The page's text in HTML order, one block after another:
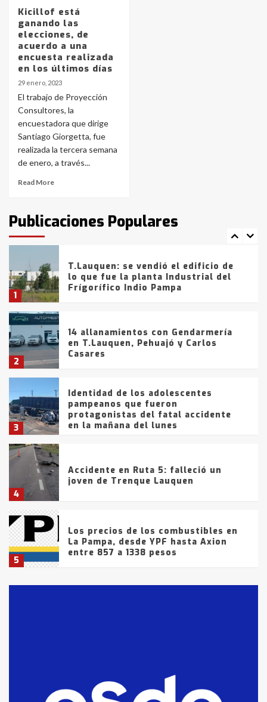
Kicillof está
ganando las
elecciones, de
acuerdo a una
encuesta realizada
en los últimos días
29 enero, 2023
El trabajo de Proyección
Consultores, la
encuestadora que dirige
Santiago Giorgetta, fue
realizada la tercera semana
de enero, a través...
Read More
Publicaciones Populares
4
Accidente en Ruta 5: falleció un
joven de Trenque Lauquen
5
Los precios de los combustibles en
6
La Bolsa de Cereales de Bahía
Blanca anticipa que Agosto vendrá
con lluvias y heladas, en gran parte
de la provincia
fueron detenidos por
comercialización de drogas en la
tarde del sábado
1
T.Lauquen: se vendió el edificio de
lo que fue la planta Industrial del
Frígorífico Indio Pampa
2
14 allanamientos con Gendarmería
en T.Lauquen, Pehuajó y Carlos
Casares
3
Identidad de los adolescentes
pampeanos que fueron
protagonistas del fatal accidente
en la mañana del lunes
4
Accidente en Ruta 5: falleció un
joven de Trenque Lauquen
5
Los precios de los combustibles en
La Pampa, desde YPF hasta Axion
entre 857 a 1338 pesos
fueron detenidos por
comercialización de drogas en la
tarde del sábado